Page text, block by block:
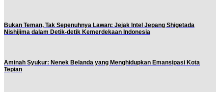
Bukan Teman, Tak Sepenuhnya Lawan: Jejak Intel Jepang Shigetada
Nishijima dalam Detik-detik Kemerdekaan Indonesia
Aminah Syukur: Nenek Belanda yang Menghidupkan Emansipasi Kota
Tepian